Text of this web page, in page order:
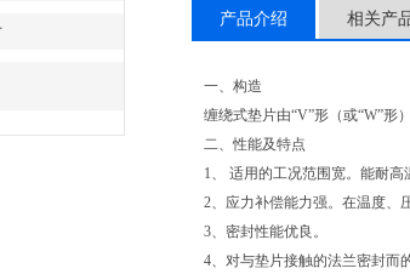
产品介绍 相关产
一、构造
缠绕式垫片由“V”形（或“W”形
二、性能及特点
1、 适用的工况范围宽。能耐
2、应力补偿能力强。在温度、
3、密封性能优良。
4、对与垫片接触的法兰密封而